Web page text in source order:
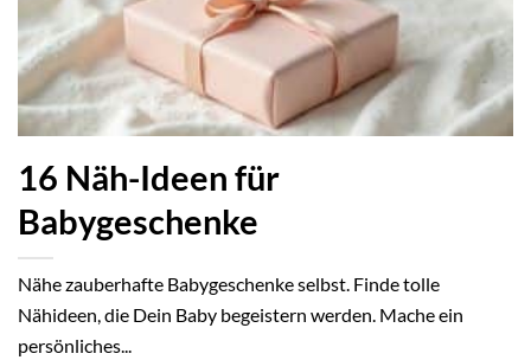
16 Näh-Ideen für
Babygeschenke
Nähe zauberhafte Babygeschenke selbst. Finde tolle
Nähideen, die Dein Baby begeistern werden. Mache ein
persönliches...